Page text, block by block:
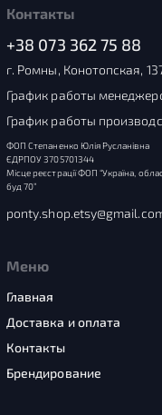
Контакты
+38 073 362 75 88
г. Ромны, Конотопская,
График работы
График работы
ФОП Степаненко Юлія Русланівна
ЄДРПОУ 3705701344
Місце реєстрації ФОП “Україна,
буд 70”
Меню
Главная
Доставка и оплата
Контакты
Брендирование